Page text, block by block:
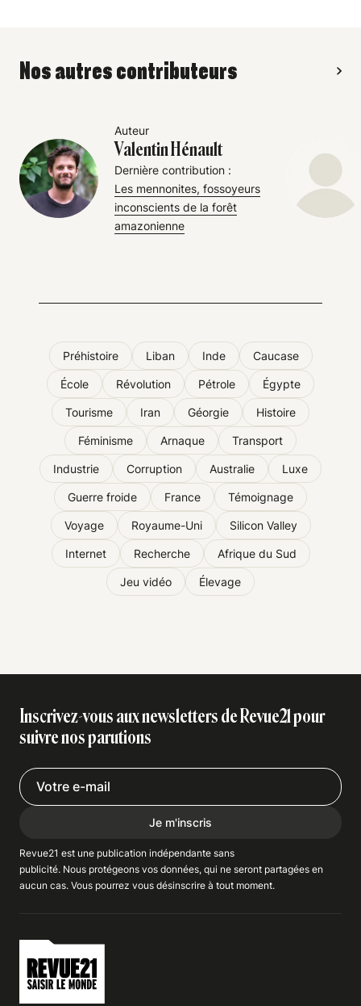
Nos autres contributeurs
Auteur
Valentin Hénault
Dernière contribution :
Les mennonites, fossoyeurs
inconscients de la forêt
amazonienne
Préhistoire Liban Inde Caucase
École Révolution Pétrole Égypte
Tourisme Iran Géorgie Histoire
Féminisme Arnaque Transport
Industrie Corruption Australie Luxe
Guerre froide France Témoignage
Voyage Royaume-Uni Silicon Valley
Internet Recherche Afrique du Sud
Jeu vidéo Élevage
Inscrivez-vous aux newsletters de Revue21 pour
suivre nos parutions
Je m'inscris
Revue21 est une publication indépendante sans
publicité. Nous protégeons vos données, qui ne seront partagées en
aucun cas. Vous pourrez vous désinscrire à tout moment.